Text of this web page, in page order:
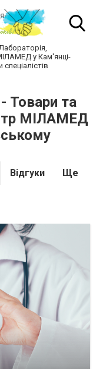
у Кам'янці-
Товари та
МІЛАМЕД
Відгуки Ще